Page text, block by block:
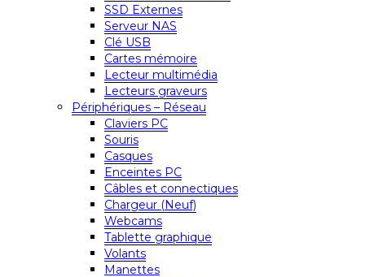
SSD Externes
Serveur NAS
Clé USB
Cartes mémoire
Lecteur multimédia
Lecteurs graveurs
Périphériques – Réseau
Claviers PC
Souris
Casques
Enceintes PC
Câbles et connectiques
Chargeur (Neuf)
Webcams
Tablette graphique
Volants
Manettes